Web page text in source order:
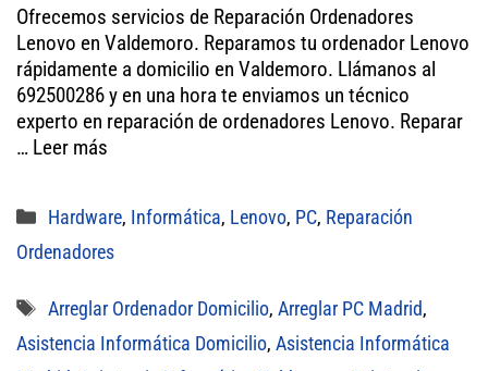
tt
er
bo
ok
ail ts
A
pp
Ofrecemos servicios de Reparación Ordenadores
Lenovo en Valdemoro. Reparamos tu ordenador Lenovo
rápidamente a domicilio en Valdemoro. Llámanos al
692500286 y en una hora te enviamos un técnico
experto en reparación de ordenadores Lenovo. Reparar
… Leer más
Categorías
Hardware, Informática, Lenovo, PC, Reparación
Ordenadores
Etiquetas
Arreglar Ordenador Domicilio, Arreglar PC Madrid,
Asistencia Informática Domicilio, Asistencia Informática